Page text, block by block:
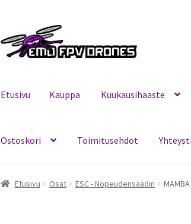
navigointiin
sisältöön
Etusivu Kauppa Kuukausihaaste
Ostoskori Toimitusehdot
Etusivu Kauppa Kuukausihaaste Mitä on FPV?
Etusivu Osat ESC - Nopeudensäädin